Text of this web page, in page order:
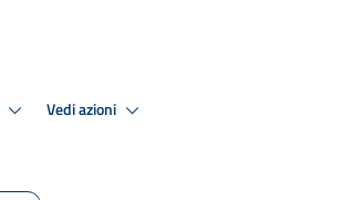
Vedi azioni